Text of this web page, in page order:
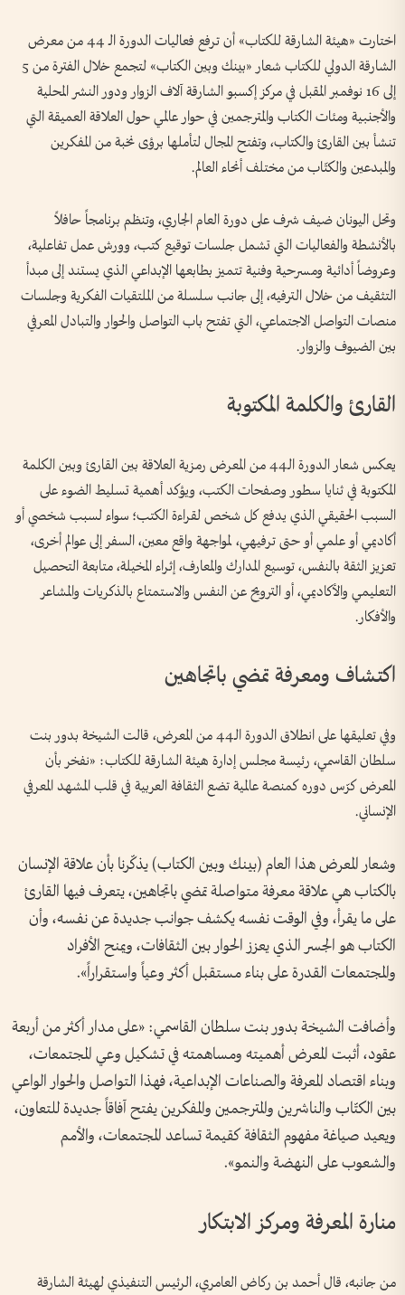
اختارت «هيئة الشارقة للكتاب» أن ترفع فعاليات الدورة الـ 44 من معرض
الشارقة الدولي للكتاب شعار «بينك وبين الكتاب» لتجمع خلال الفترة من 5
إلى 16 نوفمبر المقبل في مركز إكسبو الشارقة آلاف الزوار ودور النشر المحلية
والأجنبية ومئات الكتاب والمترجمين في حوار عالمي حول العلاقة العميقة التي
تنشأ بين القارئ والكتاب، وتفتح المجال لتأملها برؤى نخبة من المفكرين
والمبدعين والكتّاب من مختلف أنحاء العالم.
وتحل اليونان ضيف شرف على دورة العام الجاري، وتنظم برنامجاً حافلاً
بالأنشطة والفعاليات التي تشمل جلسات توقيع كتب، وورش عمل تفاعلية،
وعروضاً أدائية ومسرحية وفنية تتميز بطابعها الإبداعي الذي يستند إلى مبدأ
التثقيف من خلال الترفيه، إلى جانب سلسلة من الملتقيات الفكرية وجلسات
منصات التواصل الاجتماعي، التي تفتح باب التواصل والحوار والتبادل المعرفي
بين الضيوف والزوار.
القارئ والكلمة المكتوبة
يعكس شعار الدورة الـ44 من المعرض رمزية العلاقة بين القارئ وبين الكلمة
المكتوبة في ثنايا سطور وصفحات الكتب، ويؤكد أهمية تسليط الضوء على
السبب الحقيقي الذي يدفع كل شخص لقراءة الكتب؛ سواء لسبب شخصي أو
أكاديمي أو علمي أو حتى ترفيهي، لمواجهة واقع معين، السفر إلى عوالم أخرى،
تعزيز الثقة بالنفس، توسيع المدارك والمعارف، إثراء المخيلة، متابعة التحصيل
التعليمي والأكاديمي، أو الترويح عن النفس والاستمتاع بالذكريات والمشاعر
والأفكار.
اكتشاف ومعرفة تمضي باتجاهين
وفي تعليقها على انطلاق الدورة الـ44 من المعرض، قالت الشيخة بدور بنت
سلطان القاسمي، رئيسة مجلس إدارة هيئة الشارقة للكتاب: «نفخر بأن
المعرض كرّس دوره كمنصة عالمية تضع الثقافة العربية في قلب المشهد المعرفي
الإنساني.
وشعار المعرض هذا العام (بينك وبين الكتاب) يذكّرنا بأن علاقة الإنسان
بالكتاب هي علاقة معرفة متواصلة تمضي باتجاهين، يتعرف فيها القارئ
على ما يقرأ، وفي الوقت نفسه يكشف جوانب جديدة عن نفسه، وأن
الكتاب هو الجسر الذي يعزز الحوار بين الثقافات، ويمنح الأفراد
والمجتمعات القدرة على بناء مستقبل أكثر وعياً واستقراراً».
وأضافت الشيخة بدور بنت سلطان القاسمي: «على مدار أكثر من أربعة
عقود، أثبت المعرض أهميته ومساهمته في تشكيل وعي المجتمعات،
وبناء اقتصاد المعرفة والصناعات الإبداعية، فهذا التواصل والحوار الواعي
بين الكتّاب والناشرين والمترجمين والمفكرين يفتح آفاقاً جديدة للتعاون،
ويعيد صياغة مفهوم الثقافة كقيمة تساعد المجتمعات، والأمم
والشعوب على النهضة والنمو».
منارة المعرفة ومركز الابتكار
من جانبه، قال أحمد بن ركاض العامري، الرئيس التنفيذي لهيئة الشارقة